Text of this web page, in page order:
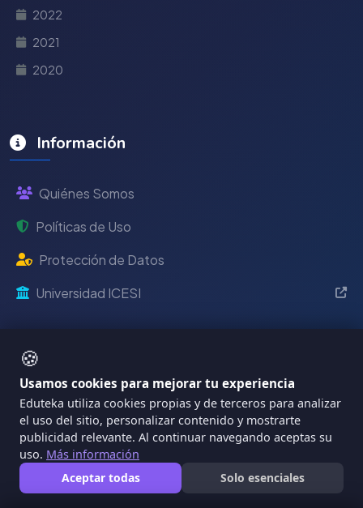
🍪
Usamos cookies para mejorar tu experiencia
Eduteka utiliza cookies propias y de terceros para analizar
el uso del sitio, personalizar contenido y mostrarte
publicidad relevante. Al continuar navegando aceptas su
uso. Más información
Aceptar todas
Solo esenciales
2022
2021
2020
Información
Quiénes Somos
Políticas de Uso
Protección de Datos
Universidad ICESI
Plataforma educativa de laUniversidad ICESIque
provee materiales de calidad para docentes, directivos
escolares y formadores de maestros de manera